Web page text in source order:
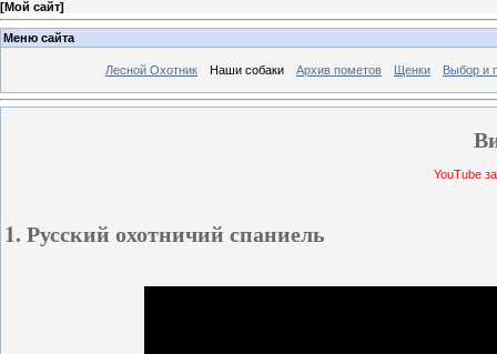
[Мой сайт]
Меню сайта
Лесной Охотник Наши собаки Архив пометов Щенки Выбор и
YouTube
1. Русский охотничий спаниель